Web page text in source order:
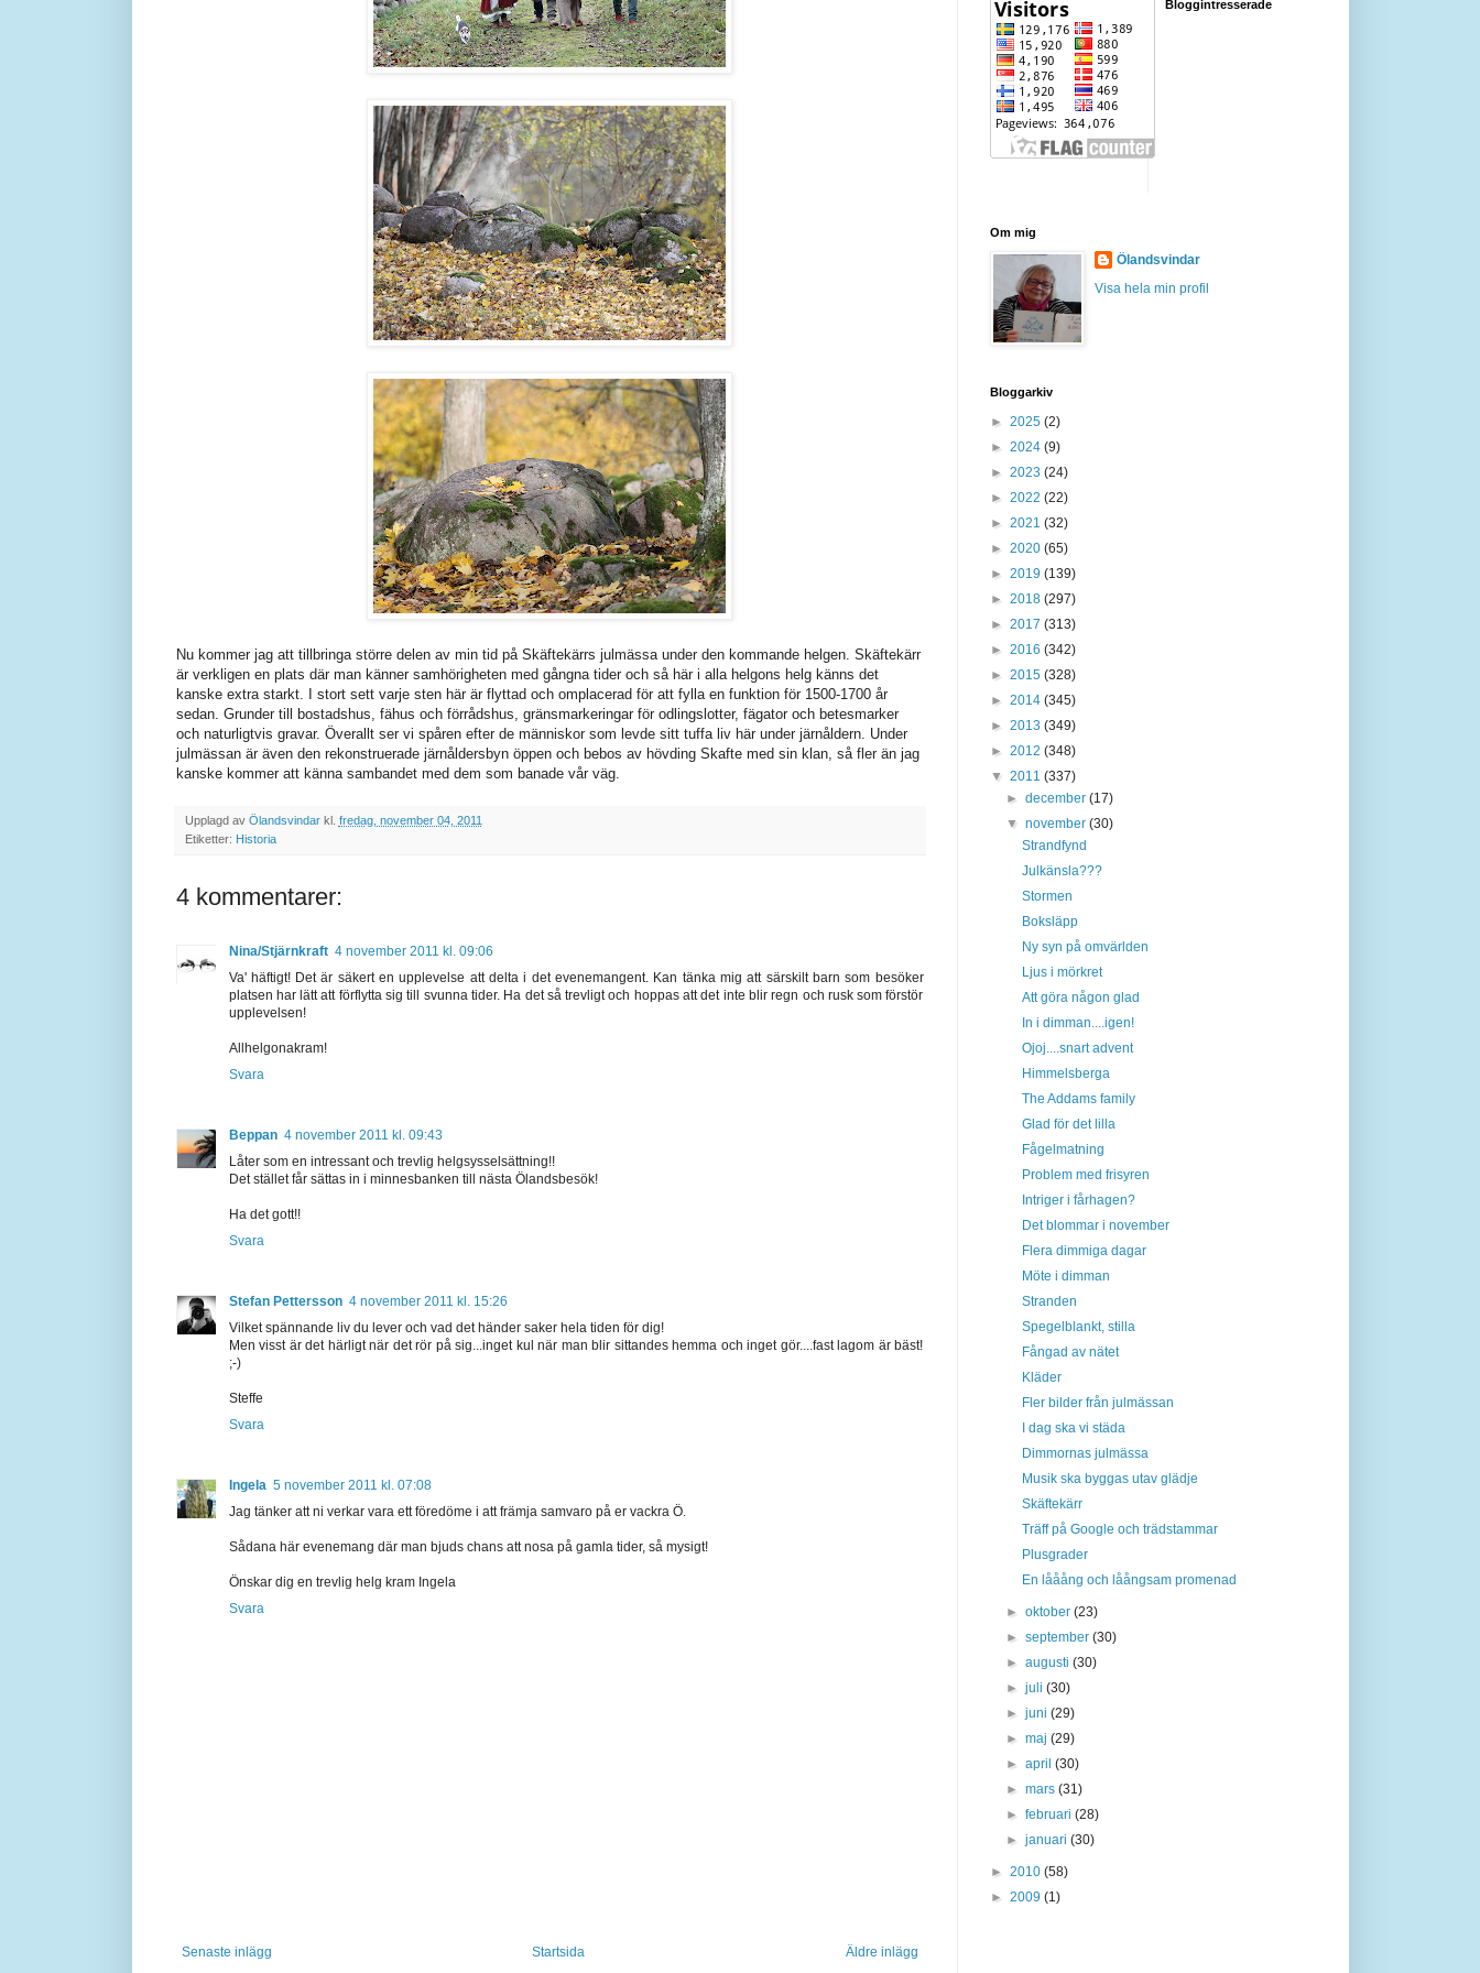
Nu kommer jag att tillbringa större delen av min tid på Skäftekärrs julmässa under den kommande helgen. Skäftekärr
är verkligen en plats där man känner samhörigheten med gångna tider och så här i alla helgons helg känns det
kanske extra starkt. I stort sett varje sten här är flyttad och omplacerad för att fylla en funktion för 1500-1700 år
sedan. Grunder till bostadshus, fähus och förrådshus, gränsmarkeringar för odlingslotter, fägator och betesmarker
och naturligtvis gravar. Överallt ser vi spåren efter de människor som levde sitt tuffa liv här under järnåldern. Under
julmässan är även den rekonstruerade järnåldersbyn öppen och bebos av hövding Skafte med sin klan, så fler än jag
kanske kommer att känna sambandet med dem som banade vår väg.
Upplagd av Ölandsvindar kl. fredag, november 04, 2011
Etiketter: Historia
4 kommentarer:
Nina/Stjärnkraft 4 november 2011 kl. 09:06
Va' häftigt! Det är säkert en upplevelse att delta i det evenemangent. Kan tänka mig att särskilt barn som besöker
platsen har lätt att förflytta sig till svunna tider. Ha det så trevligt och hoppas att det inte blir regn och rusk som förstör
upplevelsen!
Allhelgonakram!
Svara
Beppan 4 november 2011 kl. 09:43
Låter som en intressant och trevlig helgsysselsättning!!
Det stället får sättas in i minnesbanken till nästa Ölandsbesök!
Ha det gott!!
Svara
Stefan Pettersson 4 november 2011 kl. 15:26
Vilket spännande liv du lever och vad det händer saker hela tiden för dig!
Men visst är det härligt när det rör på sig...inget kul när man blir sittandes hemma och inget gör....fast lagom är bäst!
;-)
Steffe
Svara
Ingela 5 november 2011 kl. 07:08
Jag tänker att ni verkar vara ett föredöme i att främja samvaro på er vackra Ö.
Sådana här evenemang där man bjuds chans att nosa på gamla tider, så mysigt!
Önskar dig en trevlig helg kram Ingela
Svara
Senaste inlägg Äldre inlägg
Startsida
Bloggintresserade
Om mig
Ölandsvindar
Visa hela min profil
Bloggarkiv
► 2025 (2)
► 2024 (9)
► 2023 (24)
► 2022 (22)
► 2021 (32)
► 2020 (65)
► 2019 (139)
► 2018 (297)
► 2017 (313)
► 2016 (342)
► 2015 (328)
► 2014 (345)
► 2013 (349)
► 2012 (348)
▼ 2011 (337)
► december (17)
▼ november (30)
Strandfynd
Julkänsla???
Stormen
Boksläpp
Ny syn på omvärlden
Ljus i mörkret
Att göra någon glad
In i dimman....igen!
Ojoj....snart advent
Himmelsberga
The Addams family
Glad för det lilla
Fågelmatning
Problem med frisyren
Intriger i fårhagen?
Det blommar i november
Flera dimmiga dagar
Möte i dimman
Stranden
Spegelblankt, stilla
Fångad av nätet
Kläder
Fler bilder från julmässan
I dag ska vi städa
Dimmornas julmässa
Musik ska byggas utav glädje
Skäftekärr
Träff på Google och trädstammar
Plusgrader
En lååång och låångsam promenad
► oktober (23)
► september (30)
► augusti (30)
► juli (30)
► juni (29)
► maj (29)
► april (30)
► mars (31)
► februari (28)
► januari (30)
► 2010 (58)
► 2009 (1)